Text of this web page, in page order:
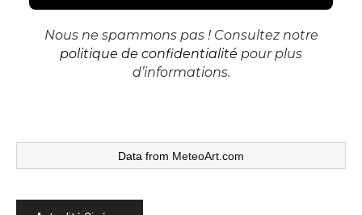
Nous ne spammons pas ! Consultez notre
politique de confidentialité pour plus
d’informations.
Data from MeteoArt.com